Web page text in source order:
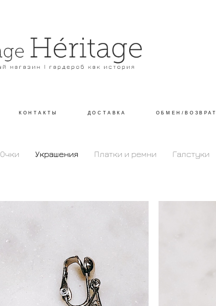
КОНТАКТЫ ДОСТАВКА ОБМЕН/ВОЗВРАТ
Очки Украшения Платки и ремни Галстуки